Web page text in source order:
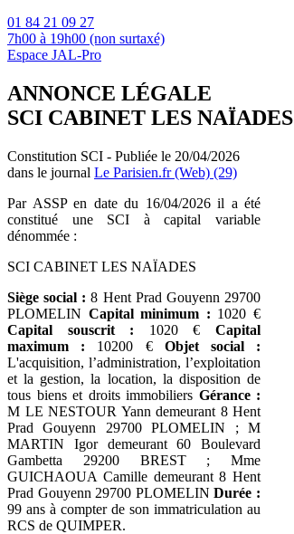
01 84 21 09 27
7h00 à 19h00 (non surtaxé)
Espace JAL-Pro
ANNONCE LÉGALE
SCI CABINET LES NAÏADES
Constitution SCI - Publiée le 20/04/2026
dans le journal Le Parisien.fr (Web) (29)
Par ASSP en date du 16/04/2026 il a été
constitué une SCI à capital variable
dénommée :
SCI CABINET LES NAÏADES
Siège social : 8 Hent Prad Gouyenn 29700
PLOMELIN Capital minimum : 1020 €
Capital souscrit : 1020 €Capital
maximum : 10200 € Objet social :
L'acquisition, l’administration, l’exploitation
et la gestion, la location, la disposition de
tous biens et droits immobiliers Gérance :
M LE NESTOUR Yann demeurant 8 Hent
Prad Gouyenn 29700 PLOMELIN ; M
MARTIN Igor demeurant 60 Boulevard
Gambetta 29200 BREST ; Mme
GUICHAOUA Camille demeurant 8 Hent
Prad Gouyenn 29700 PLOMELINDurée :
99 ans à compter de son immatriculation au
RCS de QUIMPER.